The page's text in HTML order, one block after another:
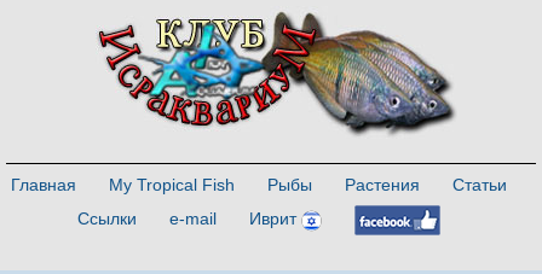
Главная My Tropical Fish Рыбы Растения
Статьи
Ссылки
e-mail Иврит